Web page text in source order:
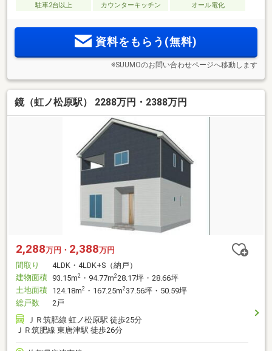
駐車2台以上
カウンターキッチン オール電化
資料をもらう(無料)
※SUUMOのお問い合わせページへ移動します
鏡（虹ノ松原駅） 2288万円・2388万円
2,288万円・ 2,388万円
間取り
4LDK・4LDK+S（納戸）
建物面積 93.15m2 ・94.77m228.17坪・28.66坪
土地面積 124.18m2 ・167.25m2 37.56坪・50.59坪
総戸数
2戸
ＪＲ筑肥線 虹ノ松原駅 徒歩25分
ＪＲ筑肥線 東唐津駅 徒歩26分